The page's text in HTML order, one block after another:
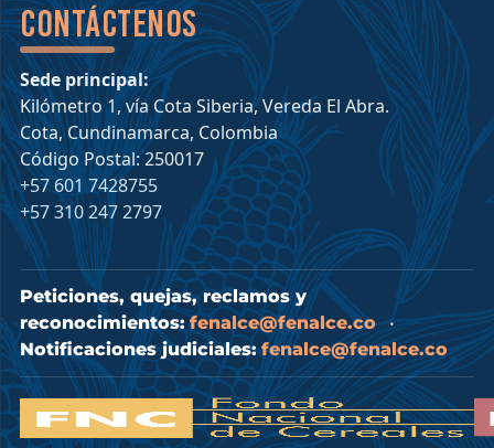
Contáctenos
Sede principal:
Kilómetro 1, vía Cota Siberia, Vereda El Abra.
Cota, Cundinamarca, Colombia
Código Postal: 250017
+57 601 7428755
+57 310 247 2797
Peticiones, quejas, reclamos y
reconocimientos: fenalce@fenalce.co•
Notificaciones judiciales: fenalce@fenalce.co